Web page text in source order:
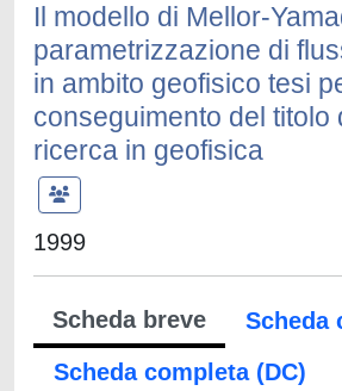
Il modello di Mellor-
parametrizzazione di
in ambito geofisico tesi
conseguimento del titolo
ricerca in geofisica
1999
Scheda breve
Scheda
Scheda completa (DC)